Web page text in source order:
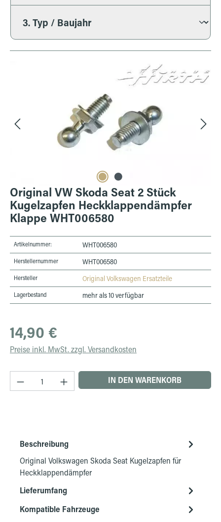
Original VW Skoda Seat 2 Stück
Kugelzapfen Heckklappendämpfer
Klappe WHT006580
Artikelnummer: WHT006580
Herstellernummer WHT006580
Hersteller Original Volkswagen Ersatzteile
Lagerbestand mehr als 10 verfügbar
Regulärer Preis:
14,90 €
Preise inkl. MwSt. zzgl. Versandkosten
Produkt Anzahl: Gib den gewünschten Wert
IN DEN WARENKORB
Beschreibung
Original Volkswagen Skoda Seat Kugelzapfen für
Heckklappendämpfer
Lieferumfang
Kompatible Fahrzeuge